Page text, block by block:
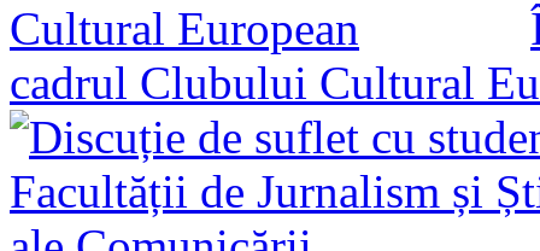
cadrul Clubului Cultural